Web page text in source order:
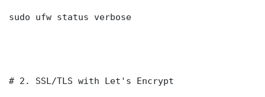
sudo ufw status verbose
# 2. SSL/TLS with Let's Encrypt